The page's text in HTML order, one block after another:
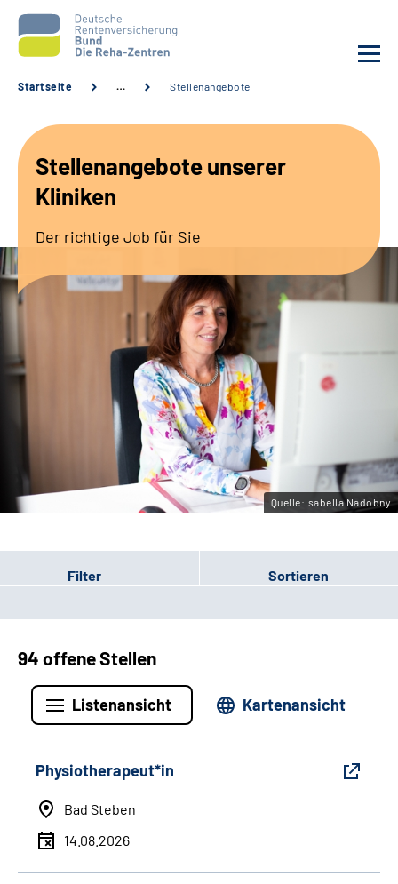
Unsere Kliniken
Sozialdienste & Zuweisende
Erweiterte Suche
Gebärdensprache
Leichte Sprache
Startseite … Stellenangebote
Stellenangebote unserer
Kliniken
Der richtige Job für Sie
Quelle:Isabella Nadobny
Filter Sortieren
94 offene Stellen
Listenansicht Kartenansicht
Physiotherapeut*in
Bad Steben
14.08.2026